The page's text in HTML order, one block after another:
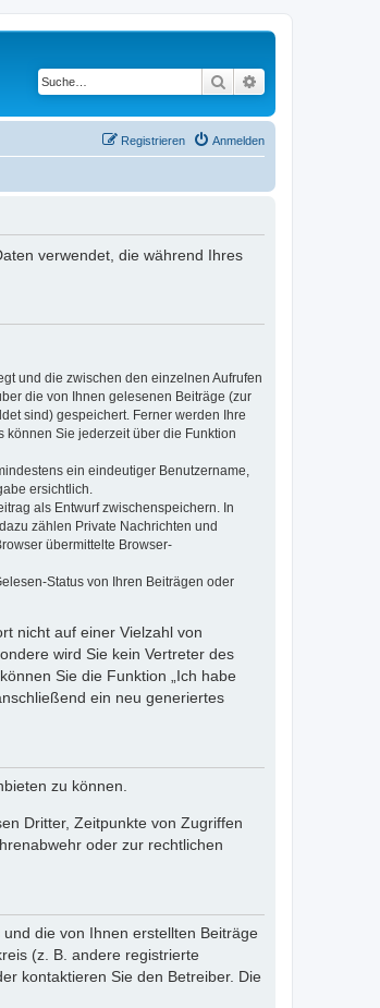
Suche
Anmelden
Registrieren
verwendet, die während Ihres
und die zwischen den einzelnen Aufrufen
die von Ihnen gelesenen Beiträge (zur
sind) gespeichert. Ferner werden Ihre
können Sie jederzeit über die Funktion
ein eindeutiger Benutzername,
ersichtlich.
als Entwurf zwischenspeichern. In
zählen Private Nachrichten und
übermittelte Browser-
Status von Ihren Beiträgen oder
nicht auf einer Vielzahl von
wird Sie kein Vertreter des
Sie die Funktion „Ich habe
ein neu generiertes
zu können.
Dritter, Zeitpunkte von Zugriffen
oder zur rechtlichen
die von Ihnen erstellten Beiträge
(z. B. andere registrierte
kontaktieren Sie den Betreiber. Die